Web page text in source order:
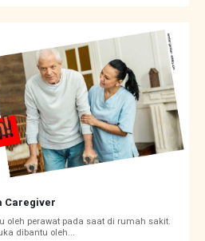
Caregiver
oleh perawat pada saat di rumah sakit.
dibantu oleh...